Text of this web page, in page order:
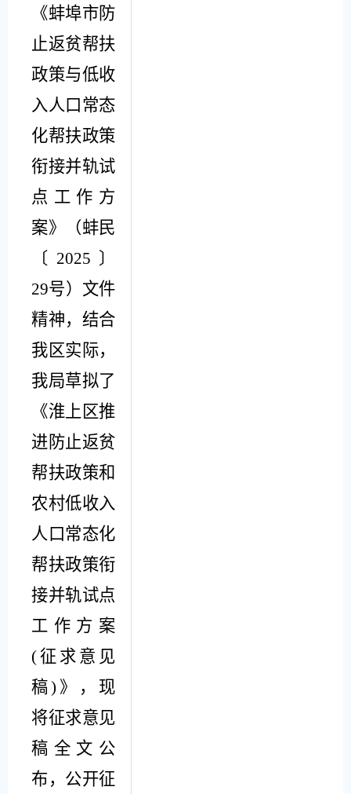
《蚌埠市防
止返贫帮扶
政策与低收
入人口常态
化帮扶政策
衔接并轨试
点工作方
案》（蚌民
〔 2025 〕
29号）文件
精神，结合
我区实际，
我局草拟了
《淮上区推
进防止返贫
帮扶政策和
农村低收入
人口常态化
帮扶政策衔
接并轨试点
工作方案
( 征求意见
稿) 》
，现
将征求意见
稿全文公
布，公开征